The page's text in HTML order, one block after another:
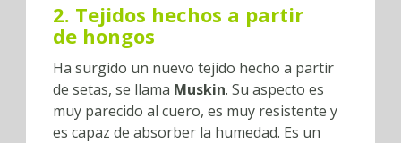
2. Tejidos hechos a partir
de hongos
Ha surgido un nuevo tejido hecho a partir
de setas, se llama Muskin. Su aspecto es
muy parecido al cuero, es muy resistente y
es capaz de absorber la humedad. Es un